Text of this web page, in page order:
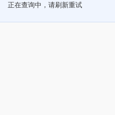
正在查询中，请刷新重试